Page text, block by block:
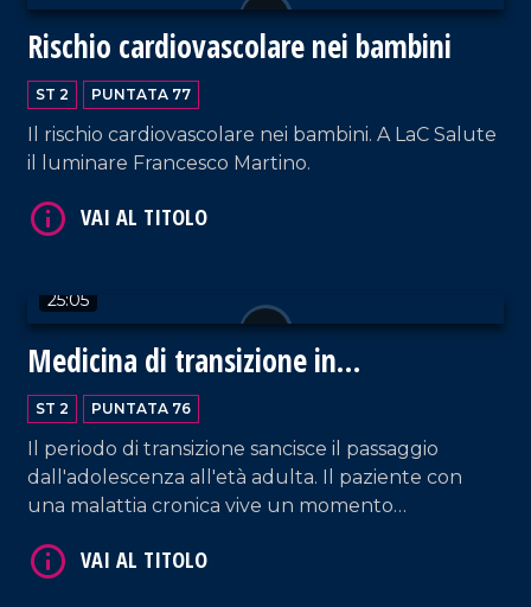
Rischio cardiovascolare nei bambini
ST 2 PUNTATA 77
Il rischio cardiovascolare nei bambini. A LaC Salute
il luminare Francesco Martino.
25:05
Medicina di transizione in
gastroenterologia
ST 2 PUNTATA 76
Il periodo di transizione sancisce il passaggio
dall'adolescenza all'età adulta. Il paziente con
una malattia cronica vive un momento
medicina dell'adulto. Rossella Galati ospita il
VAI AL TITOLO
VAI AL TITOLO